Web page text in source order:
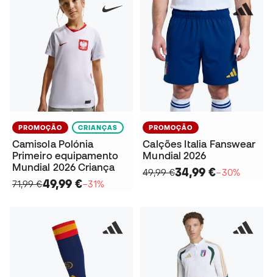
PROMOÇÃO CRIANÇAS
Camisola Polónia
Primeiro equipamento
Mundial 2026 Criança
71,99 €49,99 €−31%
PROMOÇÃO
Calções Italia Fanswear
Mundial 2026
49,99 €34,99 €−30%